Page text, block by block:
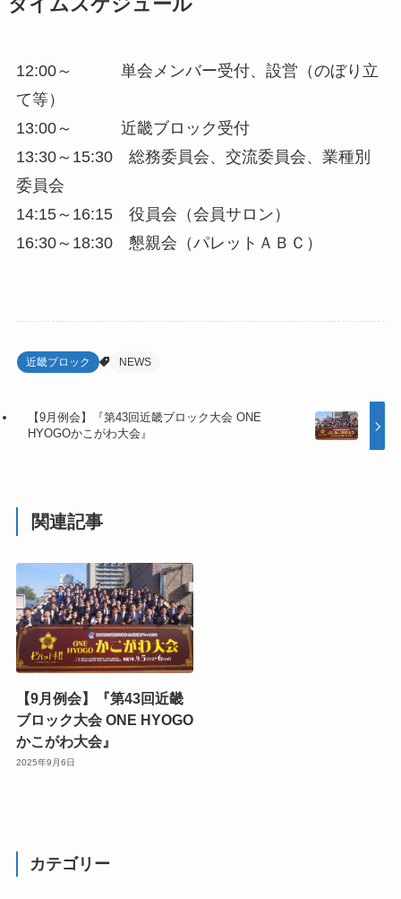
12:00～ 単会メンバー受付、設営（のぼり立
て等）
13:00～ 近畿ブロック受付
13:30～15:30 総務委員会、交流委員会、業種別
委員会
14:15～16:15 役員会（会員サロン）
16:30～18:30 懇親会（パレットＡＢＣ）
近畿ブロック NEWS
【9月例会】『第43回近畿ブロック大会 ONE
HYOGOかこがわ大会』
関連記事
【9月例会】『第43回近畿
ブロック大会 ONE HYOGO
かこがわ大会』
2025年9月6日
カテゴリー